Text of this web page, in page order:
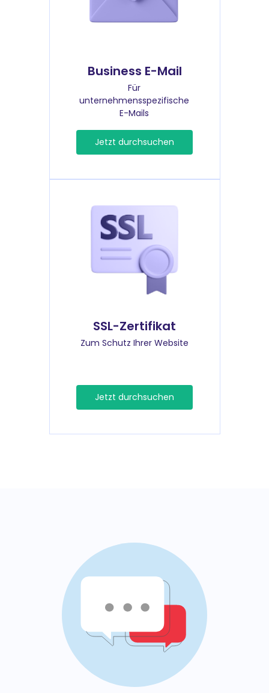
Business E-Mail
Für
unternehmensspezifische
E-Mails
Jetzt durchsuchen
SSL-Zertifikat
Zum Schutz Ihrer Website
Jetzt durchsuchen